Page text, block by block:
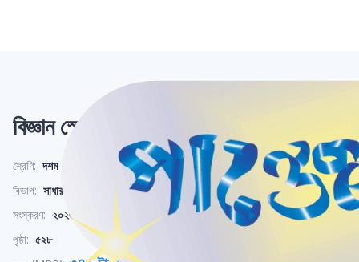
বিজ্ঞান স্পেশাল সাপ্লিমেন্ট ++ (পরীক্ষা২০২৭)
শ্রেণি: দশম
বিভাগ: সাধারণ
সংস্করণ: ২০২৬
পৃষ্ঠা: ৫২৮